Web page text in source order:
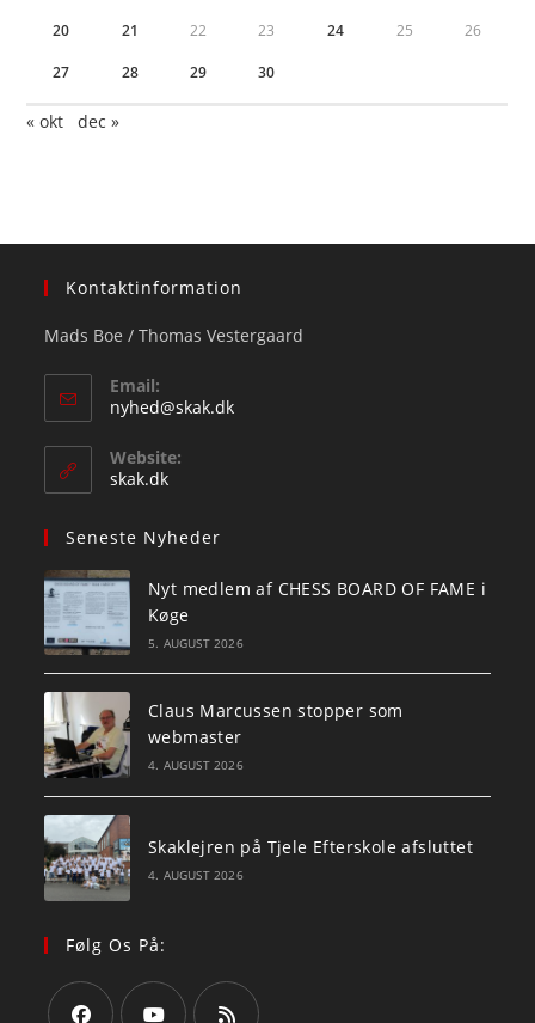
20 21 22 23 24 25 26
27 28 29 30
« okt dec »
Kontaktinformation
Mads Boe / Thomas Vestergaard
Email:
nyhed@skak.dkOpens
Website:
skak.dk
Seneste Nyheder
Nyt medlem af CHESS BOARD OF FAME i
Køge
5. AUGUST 2026
Claus Marcussen stopper som
webmaster
4. AUGUST 2026
Skaklejren på Tjele Efterskole afsluttet
4. AUGUST 2026
Følg Os På: